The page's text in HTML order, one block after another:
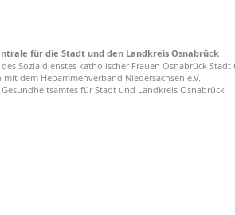
für die Stadt und den Landkreis Osnabrück
Sozialdienstes katholischer Frauen Osnabrück Stadt
dem Hebammenverband Niedersachsen e.V.
für Stadt und Landkreis Osnabrück